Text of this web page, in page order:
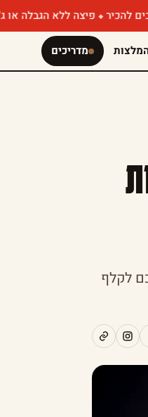
פיצה ללא הגבלה או ג'חנון עם
מדריכים
שיעזרו לכם לקלף